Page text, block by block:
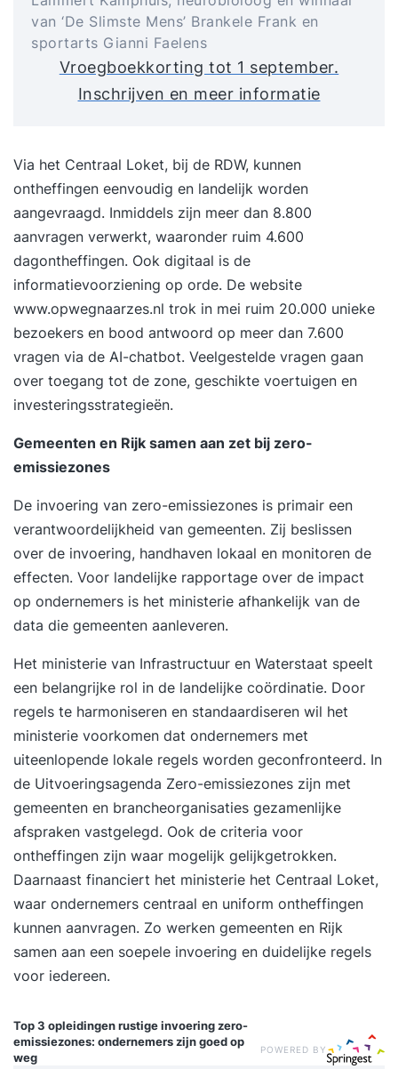
van ‘De Slimste Mens’ Brankele Frank en
sportarts Gianni Faelens
Vroegboekkorting tot 1 september.
Inschrijven en meer informatie
Via het Centraal Loket, bij de RDW, kunnen
ontheffingen eenvoudig en landelijk worden
aangevraagd. Inmiddels zijn meer dan 8.800
aanvragen verwerkt, waaronder ruim 4.600
dagontheffingen. Ook digitaal is de
informatievoorziening op orde. De website
www.opwegnaarzes.nl trok in mei ruim 20.000 unieke
bezoekers en bood antwoord op meer dan 7.600
vragen via de AI-chatbot. Veelgestelde vragen gaan
over toegang tot de zone, geschikte voertuigen en
investeringsstrategieën.
Gemeenten en Rijk samen aan zet bij zero-
emissiezones
De invoering van zero-emissiezones is primair een
verantwoordelijkheid van gemeenten. Zij beslissen
over de invoering, handhaven lokaal en monitoren de
effecten. Voor landelijke rapportage over de impact
op ondernemers is het ministerie afhankelijk van de
data die gemeenten aanleveren.
Het ministerie van Infrastructuur en Waterstaat speelt
een belangrijke rol in de landelijke coördinatie. Door
regels te harmoniseren en standaardiseren wil het
ministerie voorkomen dat ondernemers met
uiteenlopende lokale regels worden geconfronteerd. In
de Uitvoeringsagenda Zero-emissiezones zijn met
gemeenten en brancheorganisaties gezamenlijke
afspraken vastgelegd. Ook de criteria voor
ontheffingen zijn waar mogelijk gelijkgetrokken.
Daarnaast financiert het ministerie het Centraal Loket,
waar ondernemers centraal en uniform ontheffingen
kunnen aanvragen. Zo werken gemeenten en Rijk
samen aan een soepele invoering en duidelijke regels
voor iedereen.
Top 3 opleidingenrustige invoering zero-
emissiezones: ondernemers zijn goed op
weg
POWERED BY